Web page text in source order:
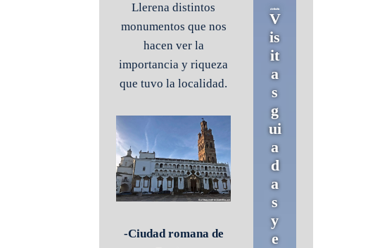
Llerena distintos
monumentos que nos
hacen ver la
importancia y riqueza
que tuvo la localidad.
-Ciudad romana de
V
is
it
a
s
g
ui
a
d
a
s
y
e